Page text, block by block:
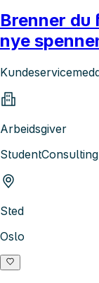
Brenner du
nye
Arbeidsgiver
StudentConsulting
Sted
Oslo